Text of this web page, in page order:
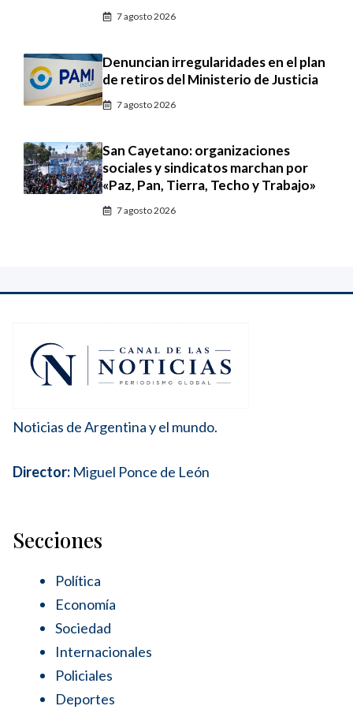
7 agosto 2026
Denuncian irregularidades en el plan
de retiros del Ministerio de Justicia
7 agosto 2026
San Cayetano: organizaciones
sociales y sindicatos marchan por
«Paz, Pan, Tierra, Techo y Trabajo»
7 agosto 2026
Noticias de Argentina y el mundo.
Director: Miguel Ponce de León
Secciones
Política
Economía
Sociedad
Internacionales
Policiales
Deportes